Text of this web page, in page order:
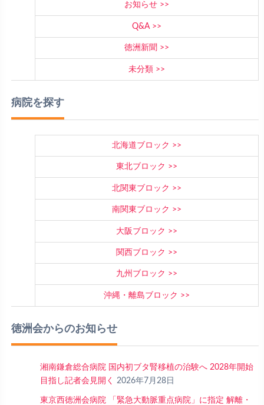
お知らせ
Q&A
徳洲新聞
未分類
病院を探す
北海道ブロック
東北ブロック
北関東ブロック
南関東ブロック
大阪ブロック
関西ブロック
九州ブロック
沖縄・離島ブロック
徳洲会からのお知らせ
湘南鎌倉総合病院 国内初ブタ腎移植の治験へ 2028年開始
目指し記者会見開く
2026年7月28日
東京西徳洲会病院 「緊急大動脈重点病院」に指定 解離・